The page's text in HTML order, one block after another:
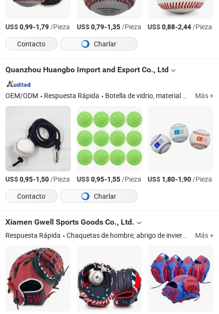
US$0,99-1,79/Pieza US$0,79-1,35/Pieza US$0,88-2,44/Pieza
Contacto
Charlar
Quanzhou Huangbo Import and Export Co., Ltd
OEM/ODM Respuesta Rápida Botella de vidrio, material de embalaje, botella de plástico, muñecas de resina, personalización de plástico, prendas, bolsas y zapatos, aplicaciones para el hogar Más +
US$0,95-1,50/Pieza US$0,95-1,55/Pieza US$ 1,80-1,90/Pieza
Contacto
Charlar
Xiamen Gwell Sports Goods Co., Ltd.
Respuesta Rápida Chaquetas de hombre, abrigo de invierno para niños, ropa de esquí, chaqueta de caza, chaqueta de caza naranja, chaqueta de caza de camuflaje, ropa de forro polar para exteriores, vestimenta al aire libre, abrigo largo acolchado, guante de béisbol de cuero Kip Más +